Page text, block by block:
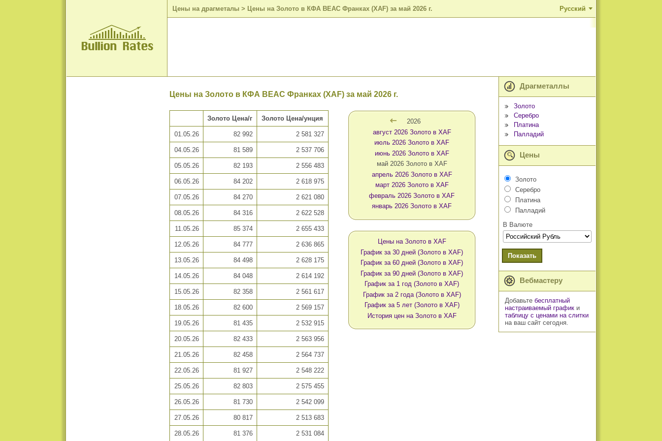
Цены на драгметалы > Цены на Золото в КФА BEAC Франках (XAF) за май 2026 г. Русский
Цены на Золото в КФА BEAC Франках (XAF) за май 2026 г.
Золото Цена/г Золото Цена/унция
01.05.26 82 992 2 581 327
04.05.26 81 589 2 537 706
05.05.26 82 193 2 556 483
06.05.26 84 202 2 618 975
07.05.26 84 270 2 621 080
08.05.26 84 316 2 622 528
11.05.26 85 374 2 655 433
12.05.26 84 777 2 636 865
13.05.26 84 498 2 628 175
14.05.26 84 048 2 614 192
15.05.26 82 358 2 561 617
18.05.26 82 600 2 569 157
19.05.26 81 435 2 532 915
20.05.26 82 433 2 563 956
21.05.26 82 458 2 564 737
22.05.26 81 927 2 548 222
25.05.26 82 803 2 575 455
26.05.26 81 730 2 542 099
27.05.26 80 817 2 513 683
28.05.26 81 376 2 531 084
2026
август 2026 Золото в XAF
июль 2026 Золото в XAF
июнь 2026 Золото в XAF
май 2026 Золото в XAF
апрель 2026 Золото в XAF
март 2026 Золото в XAF
февраль 2026 Золото в XAF
январь 2026 Золото в XAF
Цены на Золото в XAF
График за 30 дней (Золото в XAF)
График за 60 дней (Золото в XAF)
График за 90 дней (Золото в XAF)
График за 1 год (Золото в XAF)
График за 2 года (Золото в XAF)
График за 5 лет (Золото в XAF)
История цен на Золото в XAF
Драгметаллы
Золото
Серебро
Платина
Палладий
Цены
Золото
Серебро
Платина
Палладий
В Валюте
Показать
Вебмастеру
Добавьте бесплатный
настраиваемый графики
таблицу с ценами на слитки
на ваш сайт сегодня.